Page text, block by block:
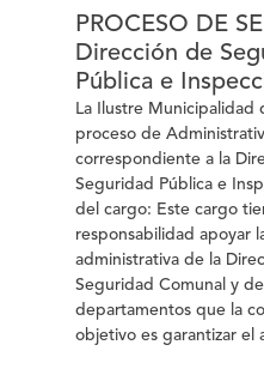
PROCESO DE
Dirección de
Pública e
La Ilustre Municipalidad
proceso de
correspondiente a la
Seguridad Pública e
del cargo: Este cargo
responsabilidad apoyar
administrativa de la
Seguridad Comunal y
departamentos que la
objetivo es garantizar el